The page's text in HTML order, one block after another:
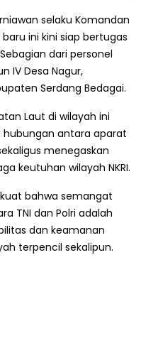
selaku Komandan
ini kini siap bertugas
dari personel
IV Desa Nagur,
Serdang Bedagai.
Laut di wilayah ini
antara aparat
menegaskan
keutuhan wilayah NKRI.
bahwa semangat
TNI dan Polri adalah
dan keamanan
terpencil sekalipun.